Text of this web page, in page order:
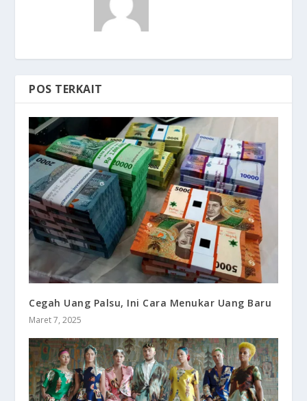
POS TERKAIT
Cegah Uang Palsu, Ini Cara Menukar Uang Baru
Maret 7, 2025